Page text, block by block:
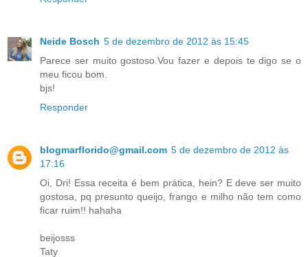
Neide Bosch 5 de dezembro de 2012 às 15:45
Parece ser muito gostoso.Vou fazer e depois te digo se o
meu ficou bom.
bjs!
Responder
blogmarflorido@gmail.com 5 de dezembro de 2012 às
17:16
Oi, Dri! Essa receita é bem prática, hein? E deve ser muito
gostosa, pq presunto queijo, frango e milho não tem como
ficar ruim!! hahaha
beijosss
Taty